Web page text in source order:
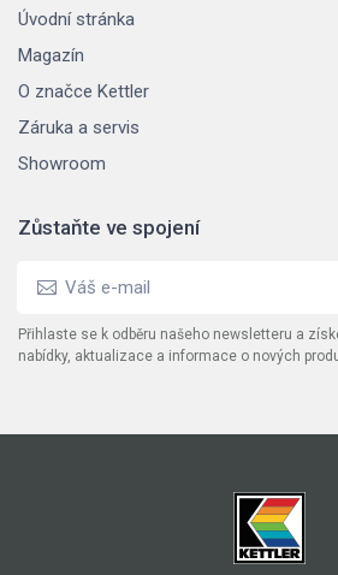
Úvodní stránka
Magazín
O značce Kettler
Záruka a servis
Showroom
Zůstaňte ve spojení
Přihlaste se k odběru našeho newsletteru a
nabídky, aktualizace a informace o nových